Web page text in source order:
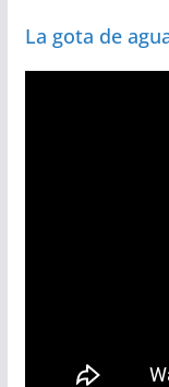
La gota de